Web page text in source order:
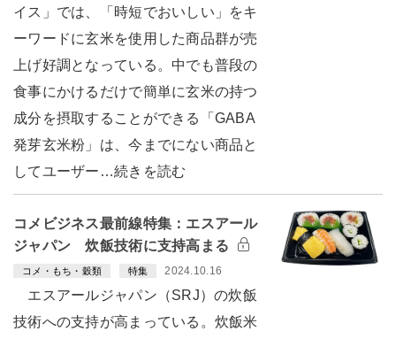
イス」では、「時短でおいしい」をキ
ーワードに玄米を使用した商品群が売
上げ好調となっている。中でも普段の
食事にかけるだけで簡単に玄米の持つ
成分を摂取することができる「GABA
発芽玄米粉」は、今までにない商品と
してユーザー…続きを読む
コメビジネス最前線特集：エスアール
ジャパン 炊飯技術に支持高まる
コメ・もち・穀類 特集 2024.10.16
エスアールジャパン（SRJ）の炊飯
技術への支持が高まっている。炊飯米